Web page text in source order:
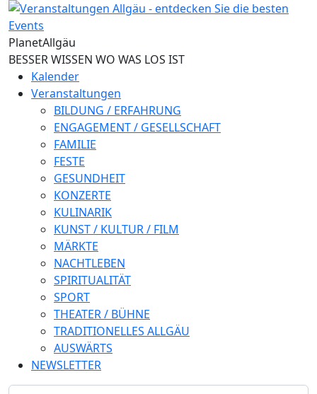
Direkt zum Inhalt
PlanetAllgäu
BESSER WISSEN WO WAS LOS IST
Kalender
Veranstaltungen
BILDUNG / ERFAHRUNG
ENGAGEMENT / GESELLSCHAFT
FAMILIE
FESTE
GESUNDHEIT
KONZERTE
KULINARIK
KUNST / KULTUR / FILM
MÄRKTE
NACHTLEBEN
SPIRITUALITÄT
SPORT
THEATER / BÜHNE
TRADITIONELLES ALLGÄU
AUSWÄRTS
NEWSLETTER